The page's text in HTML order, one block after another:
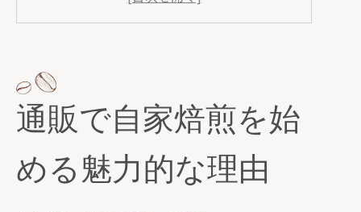
ド
方法
通販で自家焙煎を始
める魅力的な理由